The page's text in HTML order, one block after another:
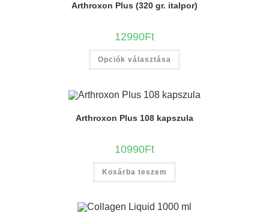
Arthroxon Plus (320 gr. italpor)
12990Ft
Opciók választása
Arthroxon Plus 108 kapszula
10990Ft
Kosárba teszem